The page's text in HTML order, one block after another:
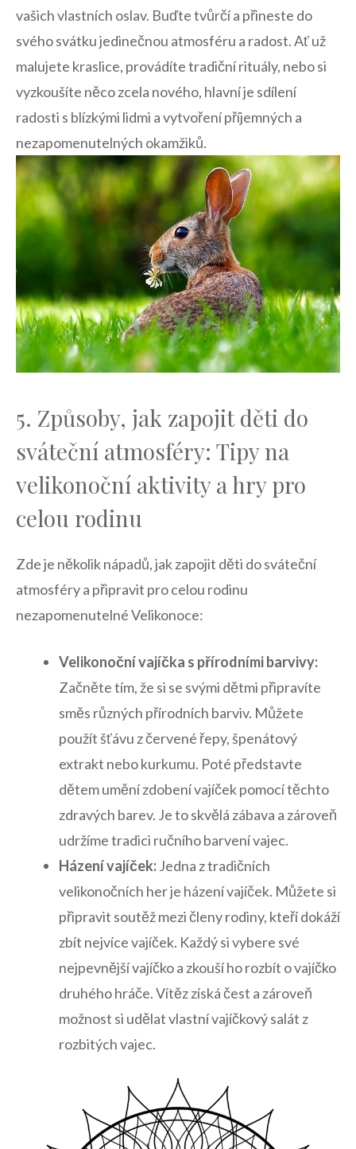
vašich vlastních ⁢oslav. ​Buďte ⁤tvůrčí a ⁢přineste ‌do
svého svátku jedinečnou ⁣atmosféru a ⁣radost. Ať už
malujete kraslice, provádíte⁣ tradiční rituály, nebo si
vyzkoušíte něco zcela nového, hlavní⁤ je sdílení
radosti s‌ blízkými lidmi⁤ a vytvoření​ příjemných a
nezapomenutelných okamžiků.
5. Způsoby, jak zapojit ‍děti do
⁣sváteční ⁢atmosféry: Tipy na
⁣velikonoční aktivity‌ a hry pro
celou rodinu
Zde je několik nápadů,⁤ jak zapojit děti do sváteční
atmosféry a připravit ⁢pro celou rodinu
nezapomenutelné Velikonoce:
Velikonoční ‍vajíčka s přírodními ​barvivy:
Začněte tím, že si se svými dětmi připravíte
směs různých přírodních barviv.‌ Můžete
použít šťávu z červené ‌řepy, špenátový
extrakt nebo kurkumu. Poté⁢ představte
‌dětem ‌umění ⁤zdobení vajíček‌ pomocí těchto‍
zdravých barev. Je to skvělá zábava ⁤a zároveň
udržíme tradici ručního‍ barvení ⁣vajec.
Házení vajíček:Jedna ‌z tradičních⁤
velikonočních her ⁢je házení vajíček. Můžete si
připravit soutěž mezi členy rodiny,⁣ kteří dokáží
zbít‍ nejvíce‌ vajíček. Každý si vybere své
nejpevnější vajíčko a zkouší ho rozbít o vajíčko
druhého hráče. Vítěz získá čest a zároveň
možnost si udělat vlastní vajíčkový‍ salát z
rozbitých vajec.